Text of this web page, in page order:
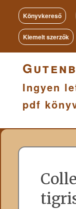
Könyvkereső
Kiemelt szerzők
Ingyen
pdf